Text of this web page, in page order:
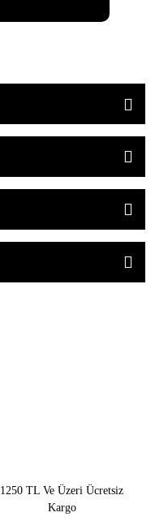
1250 TL Ve Üzeri Ücretsiz
Kargo